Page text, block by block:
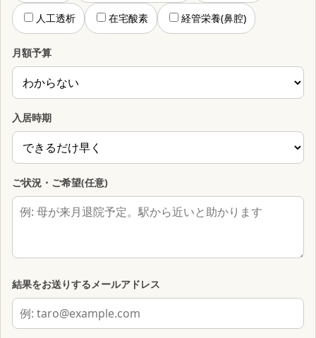
人工透析 在宅酸素 経管栄養(鼻腔)
月額予算
入居時期
ご状況・ご希望(任意)
結果をお送りするメールアドレス